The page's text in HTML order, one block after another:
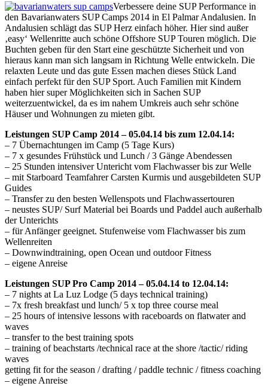
Verbessere deine SUP Performance in
den Bavarianwaters SUP Camps 2014 in El Palmar Andalusien. In
Andalusien schlägt das SUP Herz einfach höher. Hier sind außer
‚easy‘ Wellenritte auch schöne Offshore SUP Touren möglich. Die
Buchten geben für den Start eine geschützte Sicherheit und von
hieraus kann man sich langsam in Richtung Welle entwickeln. Die
relaxten Leute und das gute Essen machen dieses Stück Land
einfach perfekt für den SUP Sport. Auch Familien mit Kindern
haben hier super Möglichkeiten sich in Sachen SUP
weiterzuentwickel, da es im nahem Umkreis auch sehr schöne
Häuser und Wohnungen zu mieten gibt.
Leistungen SUP Camp 2014 – 05.04.14 bis zum 12.04.14:
– 7 Übernachtungen im Camp (5 Tage Kurs)
– 7 x gesundes Frühstück und Lunch / 3 Gänge Abendessen
– 25 Stunden intensiver Untericht vom Flachwasser bis zur Welle
– mit Starboard Teamfahrer Carsten Kurmis und ausgebildeten SUP
Guides
– Transfer zu den besten Wellenspots und Flachwassertouren
– neustes SUP/ Surf Material bei Boards und Paddel auch außerhalb
der Unterichts
– für Anfänger geeignet. Stufenweise vom Flachwasser bis zum
Wellenreiten
– Downwindtraining, open Ocean und outdoor Fitness
– eigene Anreise
Leistungen SUP Pro Camp 2014 – 05.04.14 to 12.04.14:
– 7 nights at La Luz Lodge (5 days technical training)
– 7x fresh breakfast und lunch/ 5 x top three course meal
– 25 hours of intensive lessons with raceboards on flatwater and
waves
– transfer to the best training spots
– training of beachstarts /technical race at the shore /tactic/ riding
waves
getting fit for the season / drafting / paddle technic / fitness coaching
– eigene Anreise